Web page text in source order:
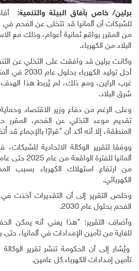
برلين/ خاص بآفاق البيئة والتنمية:
من المقرر بواقع ثمانية أعوام، وذلك مع
البلاد من الكهرباء.
وكانت برلين قد وافقت على التخلي عن
أجل توليد
غرب الراين، ومع ذلك، لم يُربط هذا
شرق البلاد.
وعلى الرغم من دفاع وزير الاقتصاد
المنطقة، إلا أنه أكد أن "قرارًا بالإجماع قد
ووفقا لتقرير الوكالة الاتحادية
من ارتفاع استهلاك الكهرباء بسبب
الكهربائي.
وخلص التقرير إلى أن التقديرات أخذت في
الفحم بحلول عام 2030.
وأضاف التقرير: "هذا يعني أنه يمكن
للغاية من تأمين الإمدادات في ألمانيا، حتى
ويُشار إلى أن الحكومة تنشر تقرير
تأمين إمدادات الكهرباء كل عامين.